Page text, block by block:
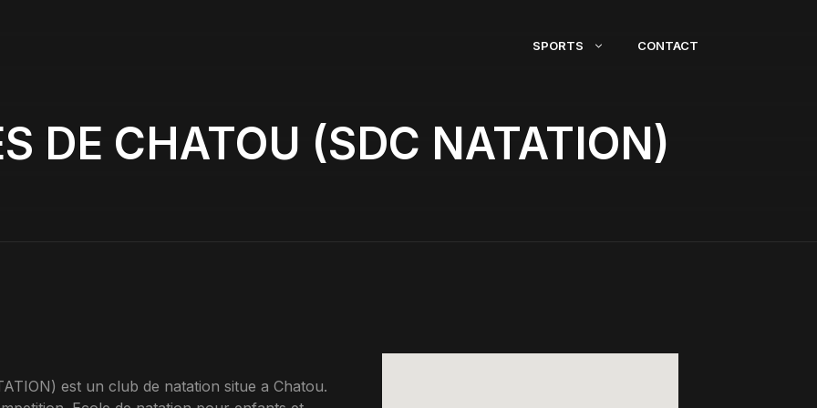
SPORTS CONTACT
DE CHATOU (SDC NATATION)
est un club de natation situe a Chatou.